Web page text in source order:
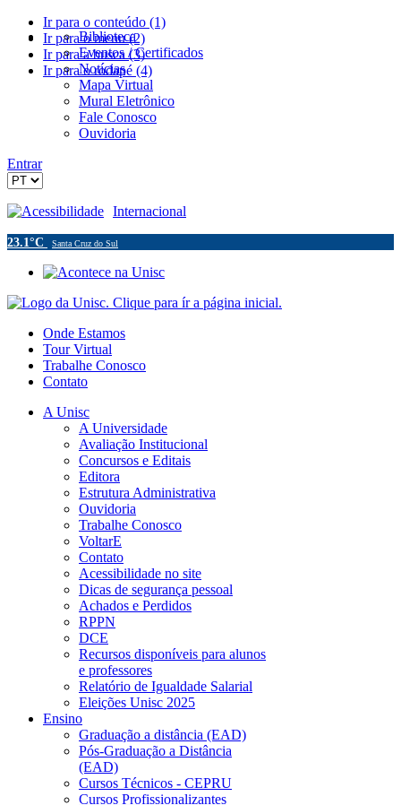
Ir para o conteúdo (1)
Ir para o menu (2)
Ir para a busca (3)
Ir para o rodapé (4)
Biblioteca
Eventos / Certificados
Notícias
Mapa Virtual
Mural Eletrônico
Fale Conosco
Ouvidoria
Entrar
Acessibilidade Internacional
23.1°C Santa Cruz do Sul
Onde Estamos
Tour Virtual
Trabalhe Conosco
Contato
A Unisc
A Universidade
Avaliação Institucional
Concursos e Editais
Editora
Estrutura Administrativa
Ouvidoria
Trabalhe Conosco
VoltarE
Contato
Acessibilidade no site
Dicas de segurança pessoal
Achados e Perdidos
RPPN
DCE
Recursos disponíveis para alunos
e professores
Relatório de Igualdade Salarial
Eleições Unisc 2025
Ensino
Graduação a distância (EAD)
Pós-Graduação a Distância
(EAD)
Cursos Técnicos - CEPRU
Cursos Profissionalizantes